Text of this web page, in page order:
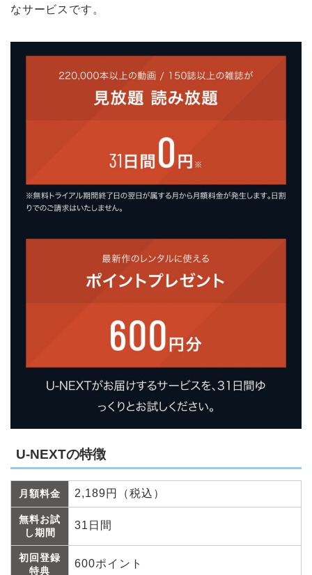
なサービスです。
U-NEXTの特徴
月額料金 2,189円（税込）
無料お試
し期間
31日間
初回登録
特典
600ポイント